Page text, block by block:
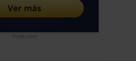
Publicidad